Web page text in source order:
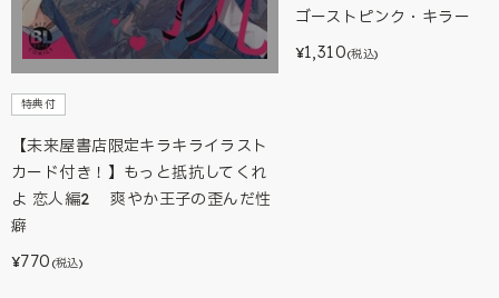
特典付
【未来屋書店限定キラキライラスト
カード付き！】もっと抵抗してくれ
よ 恋人編2 爽やか王子の歪んだ性
癖
¥770 (税込)
ゴーストピンク・キラー
¥1,310(税込)